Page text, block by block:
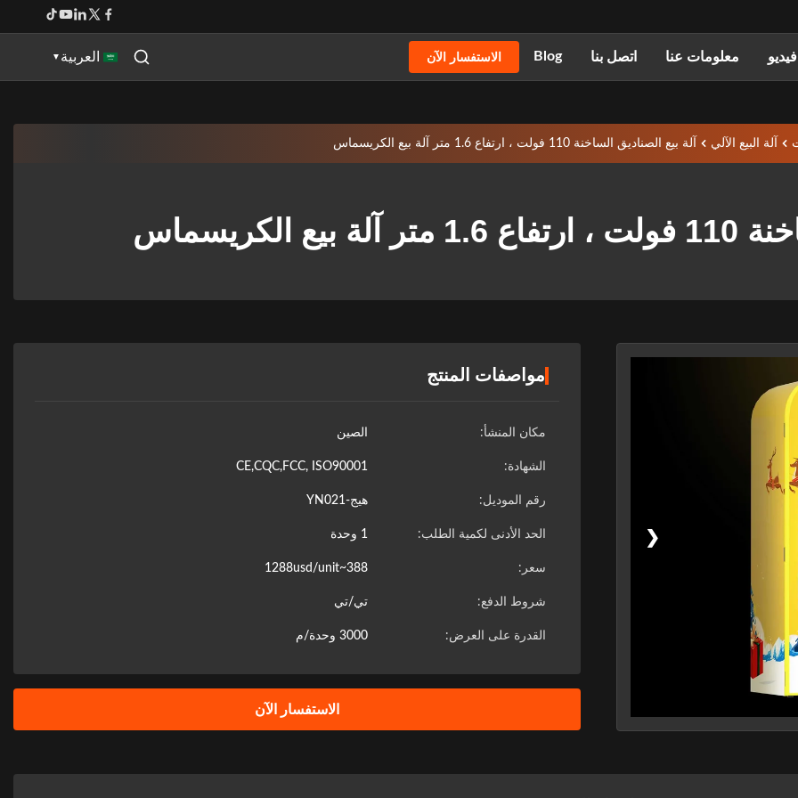
معلومات عنا اتصل بنا Blog الاستفسار الآن العربية ▼
آلة البيع الآلي آلة بيع الصناديق الساخنة 110 فولت ، ارتفاع 1.6 متر آلة بيع الكريسماس
❮
مواصفات المنتج
مكان المنشأ: الصين
الشهادة: CE,CQC,FCC, ISO90001
رقم الموديل: هيج-YN021
الحد الأدنى لكمية الطلب: 1 وحدة
سعر: 388~1288usd/unit
شروط الدفع: تي/تي
القدرة على العرض: 3000 وحدة/م
الاستفسار الآن